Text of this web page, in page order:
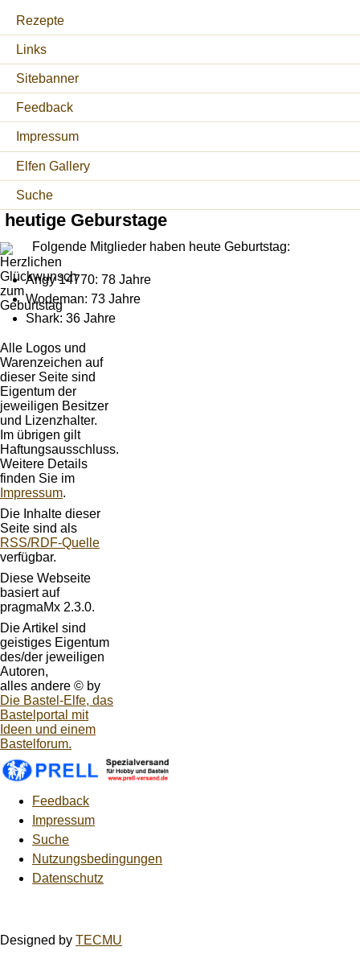
Rezepte
Links
Sitebanner
Feedback
Impressum
Elfen Gallery
Suche
heutige Geburstage
Folgende Mitglieder haben heute Geburtstag:
Angy 14770: 78 Jahre
Wodeman: 73 Jahre
Shark: 36 Jahre
Alle Logos und
Warenzeichen auf
dieser Seite sind
Eigentum der
jeweiligen Besitzer
und Lizenzhalter.
Im übrigen gilt
Haftungsausschluss.
Weitere Details
finden Sie im
Impressum.
Die Inhalte dieser
Seite sind als
RSS/RDF-Quelle
verfügbar.
Diese Webseite
basiert auf
pragmaMx 2.3.0.
Die Artikel sind
geistiges Eigentum
des/der jeweiligen
Autoren,
alles andere © by
Die Bastel-Elfe, das
Bastelportal mit
Ideen und einem
Bastelforum.
Feedback
Impressum
Suche
Nutzungsbedingungen
Datenschutz
Designed by TECMU